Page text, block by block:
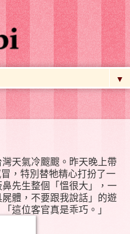
▼
天氣冷颼颼。昨天晚上帶
，特別替牠精心打扮了一
先生整個「慍很大」，一
體，不要跟我說話」的遊
這位客官真是乖巧。」